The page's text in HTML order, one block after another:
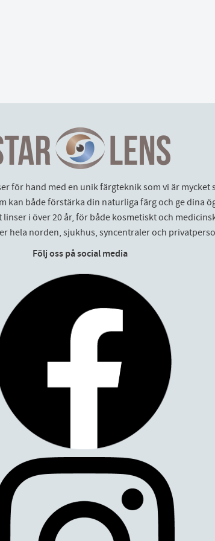
för hand med en unik färgteknik som vi är mycket
kan både förstärka din naturliga färg och ge dina
linser i över 20 år, för både kosmetiskt och
hela norden, sjukhus, syncentraler och
Följ oss på social media